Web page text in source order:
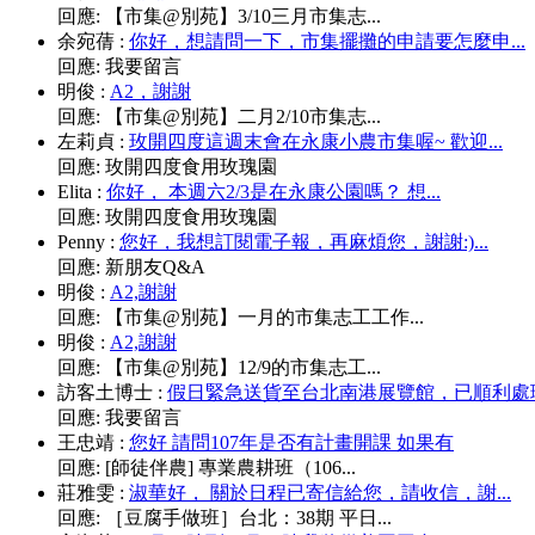
回應:
【市集@別苑】3/10三月市集志...
余宛蒨 : 你好，想請問一下，市集擺攤的申請要怎麼申...
回應: 我要留言
明俊 : A2，謝謝
回應:
【市集@別苑】二月2/10市集志...
左莉貞 : 玫開四度這週末會在永康小農市集喔~ 歡迎...
回應: 玫開四度食用玫瑰園
Elita : 你好， 本週六2/3是在永康公園嗎？ 想...
回應: 玫開四度食用玫瑰園
Penny : 您好，我想訂閱電子報，再麻煩您，謝謝:)...
回應: 新朋友Q&A
明俊 : A2,謝謝
回應:
【市集@別苑】一月的市集志工工作...
明俊 : A2,謝謝
回應:
【市集@別苑】12/9的市集志工...
訪客土博士 : 假日緊急送貨至台北南港展覽館，已順利處
回應: 我要留言
王忠靖 : 您好 請問107年是否有計畫開課 如果有
回應: [師徒伴農] 專業農耕班（106...
莊雅雯 : 淑華好， 關於日程已寄信給您，請收信，謝...
回應:
［豆腐手做班］台北：38期 平日...